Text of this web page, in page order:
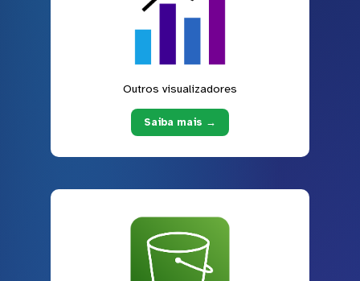
Outros visualizadores
Saiba mais →